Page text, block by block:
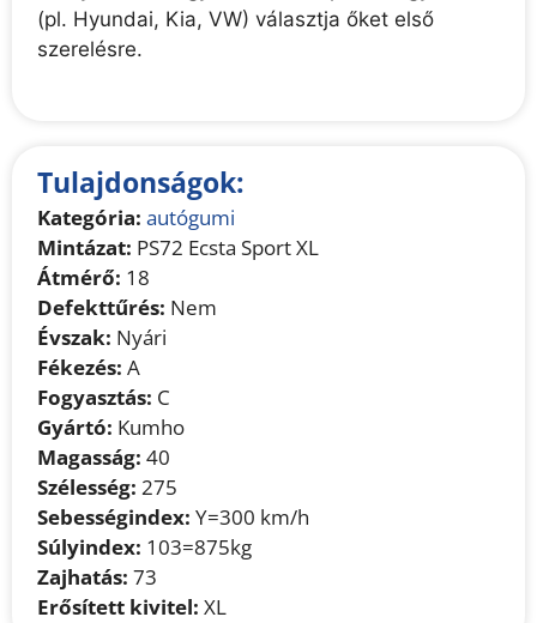
(pl. Hyundai, Kia, VW) választja őket első
szerelésre.
Tulajdonságok:
Kategória: autógumi
Mintázat: PS72 Ecsta Sport XL
Átmérő: 18
Defekttűrés: Nem
Évszak: Nyári
Fékezés: A
Fogyasztás: C
Gyártó: Kumho
Magasság: 40
Szélesség: 275
Sebességindex: Y=300 km/h
Súlyindex: 103=875kg
Zajhatás: 73
Erősített kivitel: XL